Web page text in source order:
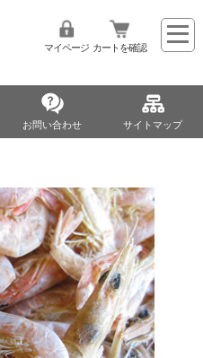
マイページ カートを確認
お問い合わせ サイトマップ